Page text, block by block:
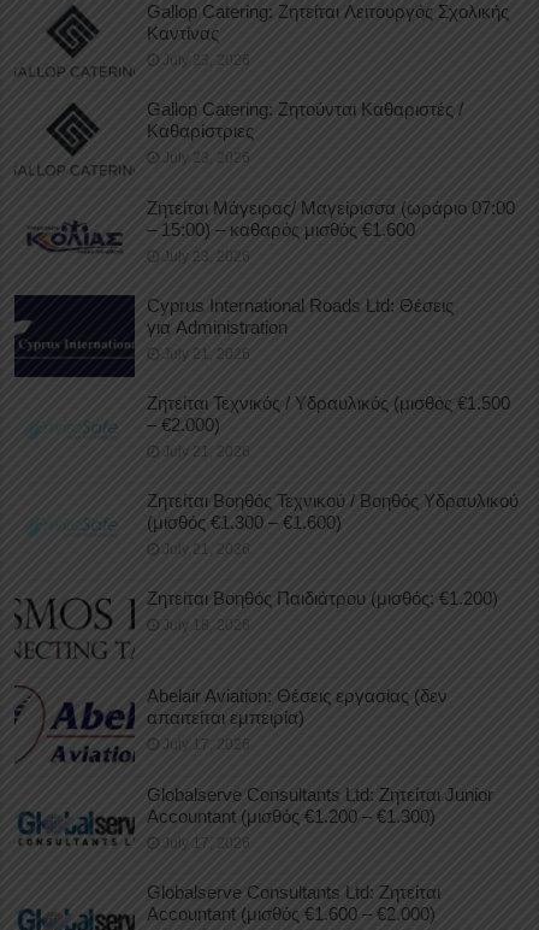
Gallop Catering: Ζητείται Λειτουργός Σχολικής
Καντίνας
July 23, 2026
Gallop Catering: Ζητούνται Καθαριστές /
Καθαρίστριες
July 23, 2026
Ζητείται Μάγειρας/ Μαγείρισσα (ωράριο 07:00
– 15:00) – καθαρός μισθός €1.600
July 23, 2026
Cyprus International Roads Ltd: Θέσεις
για Administration
July 21, 2026
Ζητείται Τεχνικός / Υδραυλικός (μισθός €1.500
– €2.000)
July 21, 2026
Ζητείται Βοηθός Τεχνικού / Βοηθός Υδραυλικού
(μισθός €1.300 – €1.600)
July 21, 2026
Ζητείται Βοηθός Παιδιάτρου (μισθός: €1.200)
July 18, 2026
Abelair Aviation: Θέσεις εργασίας (δεν
απαιτείται εμπειρία)
July 17, 2026
Globalserve Consultants Ltd: Ζητείται Junior
Accountant (μισθός €1.200 – €1.300)
July 17, 2026
Globalserve Consultants Ltd: Ζητείται
Accountant (μισθός €1.600 – €2.000)